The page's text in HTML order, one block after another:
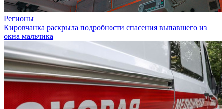
Регионы
Кировчанка раскрыла подробности спасения выпавшего из
окна мальчика